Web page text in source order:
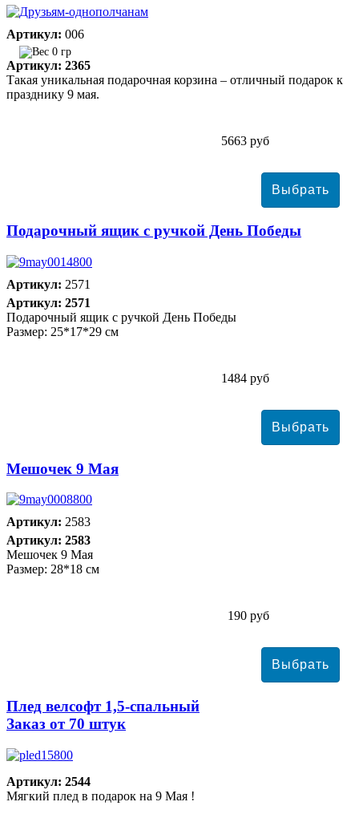
Артикул: 006
0 гр
Артикул: 2365
Такая уникальная подарочная корзина – отличный подарок к
празднику 9 мая.
5663 руб
Подарочный ящик с ручкой День Победы
Артикул: 2571
Артикул: 2571
Подарочный ящик с ручкой День Победы
Размер: 25*17*29 см
1484 руб
Мешочек 9 Мая
Артикул: 2583
Артикул: 2583
Мешочек 9 Мая
Размер: 28*18 см
190 руб
Плед велсофт 1,5-спальный
Заказ от 70 штук
Артикул: 2544
Мягкий плед в подарок на 9 Мая !